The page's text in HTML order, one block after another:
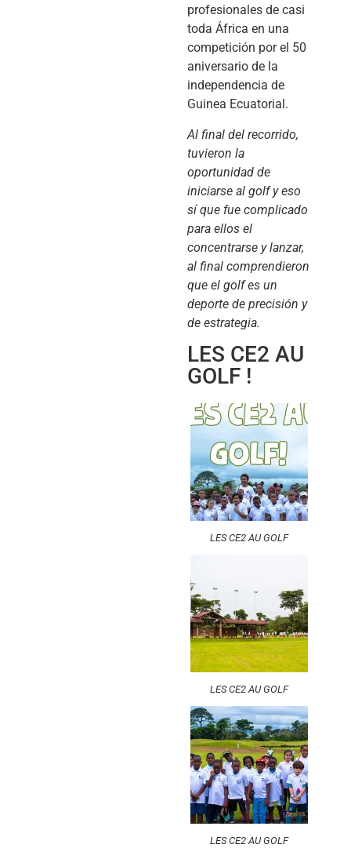
profesionales de casi
toda África en una
competición por el 50
aniversario de la
independencia de
Guinea Ecuatorial.
Al final del recorrido,
tuvieron la
oportunidad de
iniciarse al golf y eso
sí que fue complicado
para ellos el
concentrarse y lanzar,
al final comprendieron
que el golf es un
deporte de precisión y
de estrategia.
LES CE2 AU
GOLF !
LES CE2 AU GOLF
LES CE2 AU GOLF
LES CE2 AU GOLF